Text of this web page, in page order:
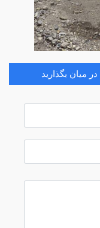
میان بگذارید